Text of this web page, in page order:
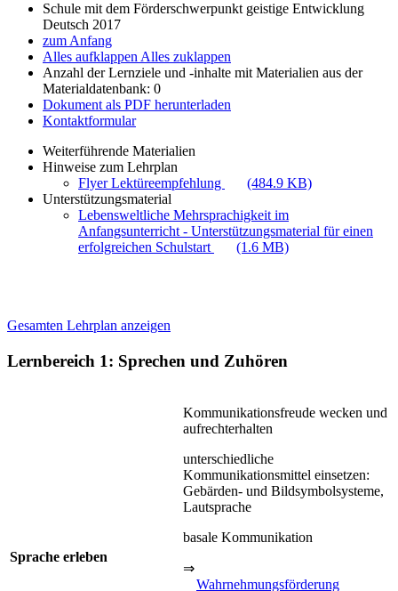
Schule mit dem Förderschwerpunkt geistige Entwicklung
Deutsch 2017
zum Anfang
Alles aufklappen Alles zuklappen
Anzahl der Lernziele und -inhalte mit Materialien aus der
Materialdatenbank: 0
Dokument als PDF herunterladen
Kontaktformular
Weiterführende Materialien
Hinweise zum Lehrplan
Flyer Lektüreempfehlung
(484.9 KB)
Unterstützungsmaterial
Lebensweltliche Mehrsprachigkeit im
Anfangsunterricht - Unterstützungsmaterial für einen
erfolgreichen Schulstart
(1.6 MB)
Gesamten Lehrplan anzeigen
Lernbereich 1: Sprechen und Zuhören
Sprache erleben
Kommunikationsfreude wecken und
aufrechterhalten
unterschiedliche
Kommunikationsmittel einsetzen:
Gebärden- und Bildsymbolsysteme,
Lautsprache
basale Kommunikation
⇒
Wahrnehmungsförderung